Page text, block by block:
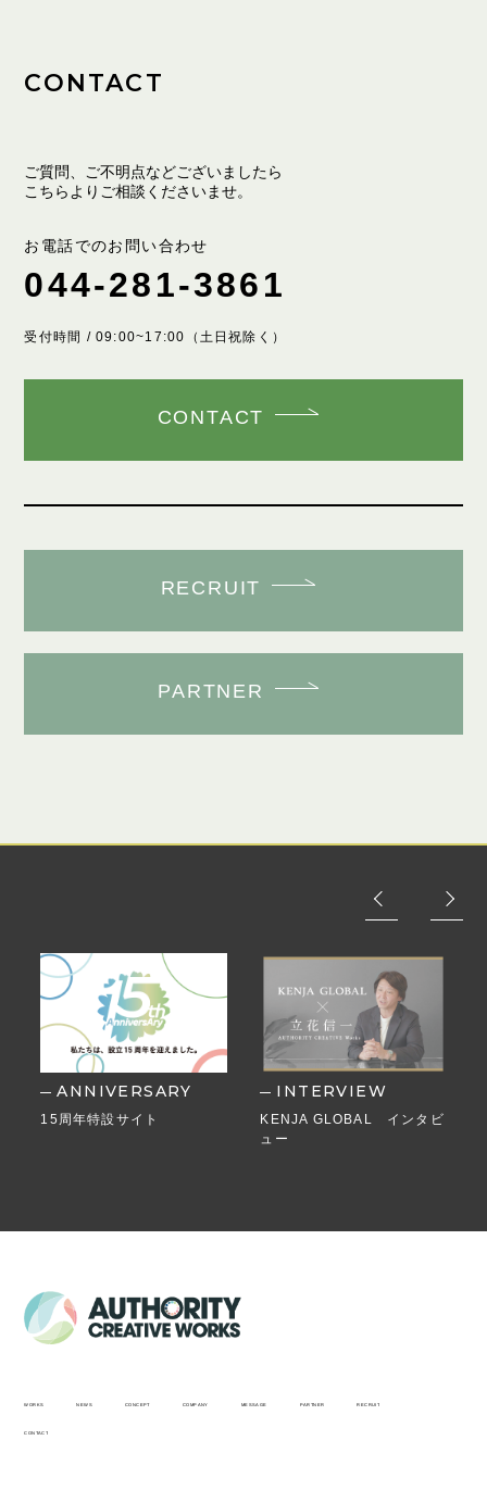
CONTACT
ご質問、ご不明点などございましたら
こちらよりご相談くださいませ。
お電話でのお問い合わせ
044-281-3861
受付時間 / 09:00~17:00（土日祝除く）
CONTACT
RECRUIT
PARTNER
ANNIVERSARY
15周年特設サイト
INTERVIEW
KENJA GLOBAL インタビ
ュー
WORKS NEWS CONCEPT COMPANY MESSAGE PARTNER RECRUIT
CONTACT